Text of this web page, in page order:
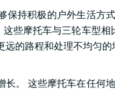
保持积极的户外生活
些摩托车与三轮车型
的路程和处理不均匀
。 这些摩托车在任何